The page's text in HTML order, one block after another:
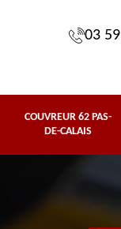
03
COUVREUR 62 PAS-
DE-CALAIS